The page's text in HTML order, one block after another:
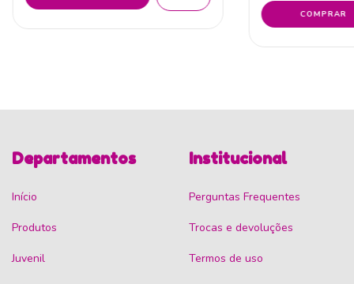
Departamentos
Início
Produtos
Juvenil
Institucional
Perguntas Frequentes
Trocas e devoluções
Termos de uso